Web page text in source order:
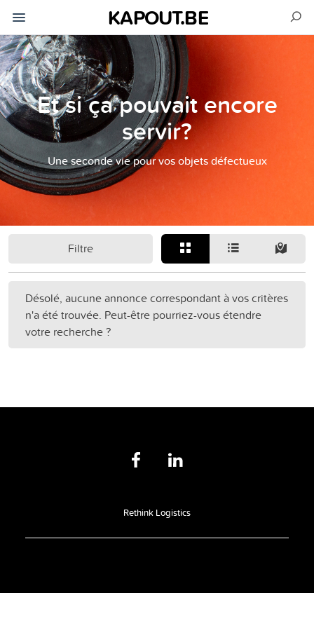
KAPOUT.BE
Et si ça pouvait encore
servir?
Une seconde vie pour vos objets défectueux
Filtre
Désolé, aucune annonce correspondant à vos critères
n'a été trouvée. Peut-être pourriez-vous étendre
votre recherche ?
Rethink Logistics